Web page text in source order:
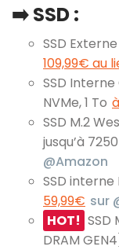
➡️ SSD :
SSD
109,99€ au
SSD Interne
NVMe, 1 To
SSD M.2
jusqu’à
@Amazon
SSD interne
59,99€ sur
HOT! SSD
DRAM